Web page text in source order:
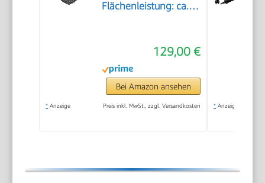
Flächenleistung: ca.
bar, Aufheizzeit: 6,5
min., Heizleistung:
1.500 W, mit
Bodenreinigungsset
129,00 €
Bei Amazon ansehen
* Anzeige Preis inkl. MwSt., zzgl. Versandkosten * Anzeige